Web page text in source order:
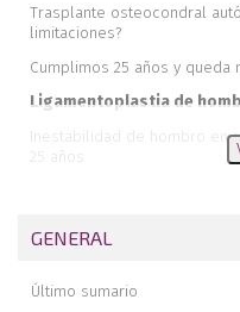
Trasplante osteocondral
limitaciones?
Cumplimos 25 años y queda
Ligamentoplastia de
Inestabilidad de hombro en
Rotura parcial del tendón
Comentario editorial sobre
degenerativa. Consenso
GENERAL
Último sumario